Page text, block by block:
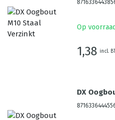
Op voorraad
1,38 incl.
DX